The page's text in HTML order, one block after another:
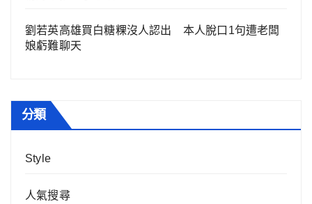
劉若英高雄買白糖粿沒人認出 本人脫口1句遭老闆
娘虧難聊天
分類
Style
人氣搜尋